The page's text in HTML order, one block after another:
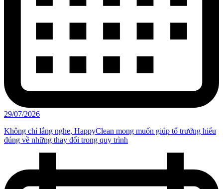
29/07/2026
Không chỉ lắng nghe, HappyClean mong muốn giúp tổ trưởng hiểu
đúng về những thay đổi trong quy trình